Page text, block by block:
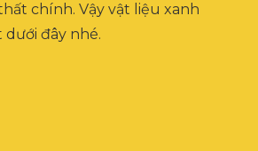
chính. Vậy vật liệu xanh
đây nhé.